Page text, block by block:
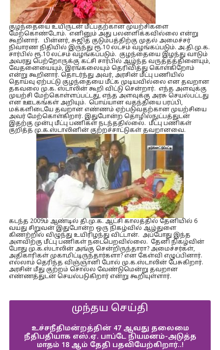
குழந்தையை உயிருடன் மீட்பதற்கான முயற்சிகளை
மேற்கொண்டோம். எனினும் அது பலனளிக்கவில்லை என்று
கூறினார். பின்னர், சுஜித் குடும்பத்திற்கு முதல் அமைச்சர்
நிவாரண நிதியில் இருந்து ரூ.10 லட்சம் வழங்கப்படும். அ.தி.மு.க.
சார்பில் ரூ.10 லட்சம் வழங்கப்படும். குழந்தையை இழந்து வாடும்
அவரது பெற்றோருக்கு கட்சி சார்பில் ஆழ்ந்த வருத்தத்தினையும்,
வேதனையையும், இரங்கலையும் தெரிவித்து கொள்கிறோம்
என்று கூறினார். தொடர்ந்து அவர், அரசின் மீட்பு பணியில்
தொய்வு ஏற்பட்டு குழந்தையை மீட்க முடியவில்லை என தவறான
தகவலை மு.க. ஸ்டாலின் கூறி விட்டு சென்றார். எந்த அளவுக்கு
முயற்சி மேற்கொள்ளப்பட்டது, எந்த அளவுக்கு அரசு செயல்பட்டது
என ஊடகங்கள் அறியும். பொய்யான வதந்தியை பரப்பி,
மக்களிடையே தவறான எண்ணம் ஏற்படுவதற்கான முயற்சியை
அவர் மேற்கொள்கிறார். இதுபோன்ற தொழில்நுட்பத்துடன்
இதற்கு முன்பு மீட்பு பணிகள் நடந்ததில்லை. மீட்பு பணிகள்
குறித்த மு.க.ஸ்டாலினின் குற்றச்சாட்டுகள் தவறானவை.
கடந்த 2009ம் ஆண்டில் தி.மு.க. ஆட்சி காலத்தில் தேனியில் 6
வயது சிறுவன் இதுபோன்ற ஒரு நிகழ்வில் ஆழ்துளை
கிணற்றில் விழுந்து உயிரிழந்து விட்டான். அப்போது இந்த
அளவிற்கு மீட்பு பணிகள் நடைபெறவில்லை. தேனி நிகழ்வின்
போது மு.க.ஸ்டாலின் அங்கு சென்றிருந்தாரா? அமைச்சர்கள்,
அதிகாரிகள் முகாமிட்டிருந்தார்களா? என கேள்வி எழுப்பினார்.
எல்லாம் தெரிந்த விஞ்ஞானி போல் மு.க.ஸ்டாலின் பேசுகிறார்.
அரசின் மீது குற்றம் சொல்ல வேண்டுமென்று தவறான
எண்ணத்துடன் செயல்படுகிறார் என்று கூறியுள்ளார்.
முந்தய செய்தி
உச்சநீதிமன்றத்தின் 47 ஆவது தலைமை
நீதிபதியாக எஸ்.ஏ. பாப்டே நியமனம்-அடுத்த
மாதம் 18 ஆம் தேதி பதவியேற்கிறார்..!